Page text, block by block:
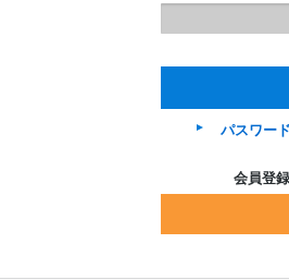
パスワー
会員登